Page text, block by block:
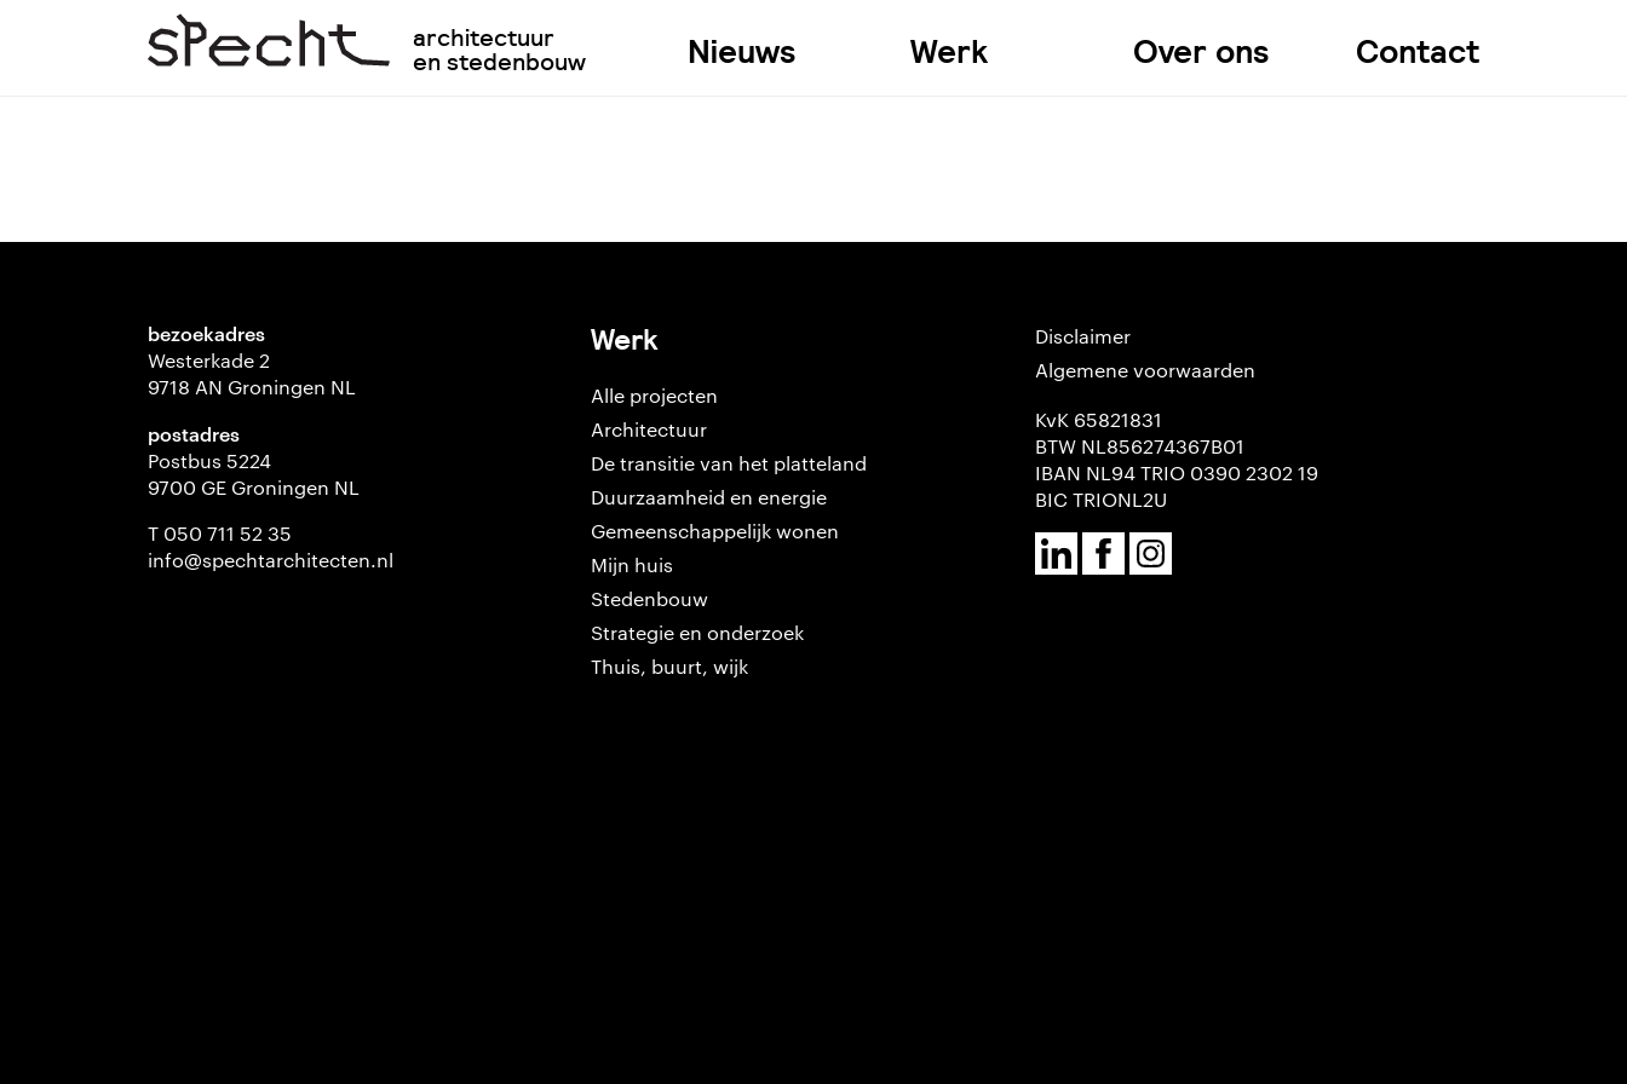
architectuur
en stedenbouw Nieuws Werk Over ons Contact
bezoekadres
Westerkade 2
9718 AN Groningen NL
postadres
Postbus 5224
9700 GE Groningen NL
T 050 711 52 35
info@spechtarchitecten.nl
Werk
Alle projecten
Architectuur
De transitie van het platteland
Duurzaamheid en energie
Gemeenschappelijk wonen
Mijn huis
Stedenbouw
Strategie en onderzoek
Thuis, buurt, wijk
Disclaimer
Algemene voorwaarden
KvK 65821831
BTW NL856274367B01
IBAN NL94 TRIO 0390 2302 19
BIC TRIONL2U